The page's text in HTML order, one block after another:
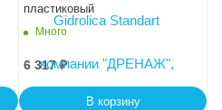
пластиковый
Много
6 317₽
В корзину